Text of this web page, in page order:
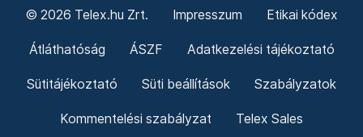
© 2026 Telex.hu Zrt. Impresszum Etikai kódex
Átláthatóság ÁSZF Adatkezelési tájékoztató
Sütitájékoztató Süti beállítások Szabályzatok
Kommentelési szabályzat Telex Sales